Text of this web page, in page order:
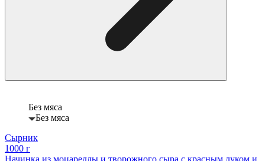
Без мяса
Без мяса
Сырник
1000 г
Начинка из моцареллы и творожного сыра с красным луком и